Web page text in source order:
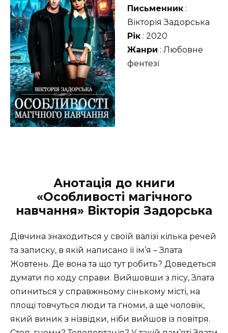
Письменник :
Вікторія Задорська
Рік : 2020
Жанри : Любовне
фентезі
Анотація до книги
«Особливості магічного
навчання» Вікторія Задорська
Дівчина знаходиться у своїй валізі кілька речей
та записку, в якій написано її ім’я – Злата
Жовтень. Де вона та що тут робить? Доведеться
думати по ходу справи. Вийшовши з лісу, Злата
опиниться у справжньому сінькому місті, на
площі товчуться люди та гноми, а ще чоловік,
який виник з нізвідки, ніби вийшов із повітря.